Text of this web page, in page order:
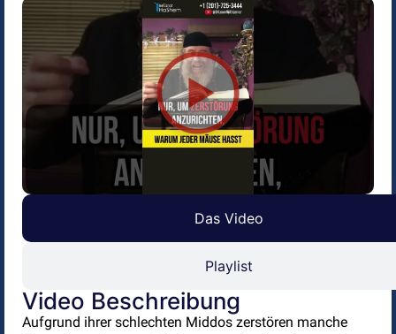
Das Video
Playlist
Video Beschreibung
Aufgrund ihrer schlechten Middos zerstören manche